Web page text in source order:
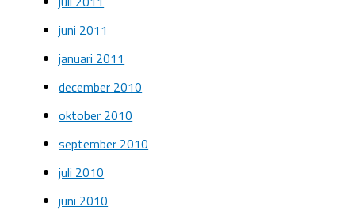
juni 2011
januari 2011
december 2010
oktober 2010
september 2010
juli 2010
juni 2010